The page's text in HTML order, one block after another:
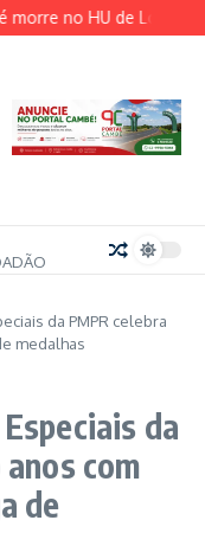
no HU de Londrina
da PMPR celebra
medalhas
da
com
de